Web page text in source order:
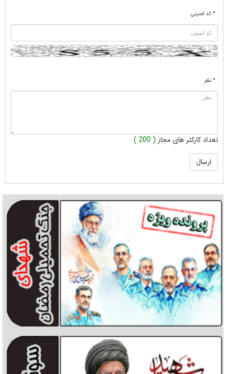
* کد امنیتی
* نظر
تعداد کارکتر های مجاز ( 200 )